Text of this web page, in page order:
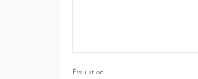
Évaluation